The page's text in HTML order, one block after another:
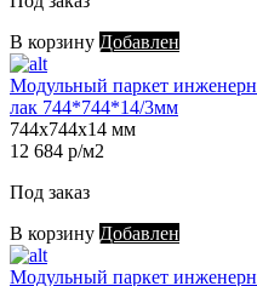
В корзину Добавлен
Модульный паркет
лак 744*744*14/3мм
744х744х14 мм
12 684 р/м2
Под заказ
В корзину Добавлен
Модульный паркет